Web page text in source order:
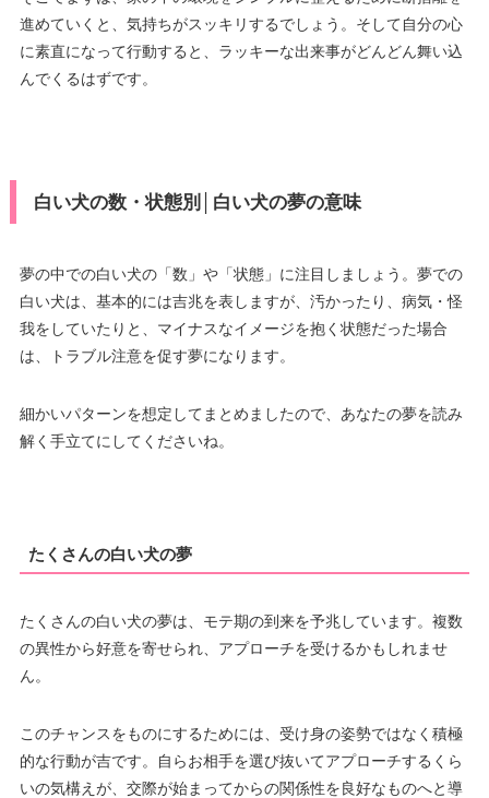
進めていくと、気持ちがスッキリするでしょう。そして自分の心
に素直になって行動すると、ラッキーな出来事がどんどん舞い込
んでくるはずです。
白い犬の数・状態別│白い犬の夢の意味
夢の中での白い犬の「数」や「状態」に注目しましょう。夢での
白い犬は、基本的には吉兆を表しますが、汚かったり、病気・怪
我をしていたりと、マイナスなイメージを抱く状態だった場合
は、トラブル注意を促す夢になります。
細かいパターンを想定してまとめましたので、あなたの夢を読み
解く手立てにしてくださいね。
たくさんの白い犬の夢
たくさんの白い犬の夢は、モテ期の到来を予兆しています。複数
の異性から好意を寄せられ、アプローチを受けるかもしれませ
ん。
このチャンスをものにするためには、受け身の姿勢ではなく積極
的な行動が吉です。自らお相手を選び抜いてアプローチするくら
いの気構えが、交際が始まってからの関係性を良好なものへと導